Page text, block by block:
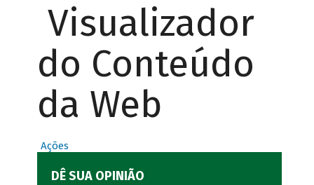
Visualizador
do Conteúdo
da Web
Ações
DÊ SUA OPINIÃO